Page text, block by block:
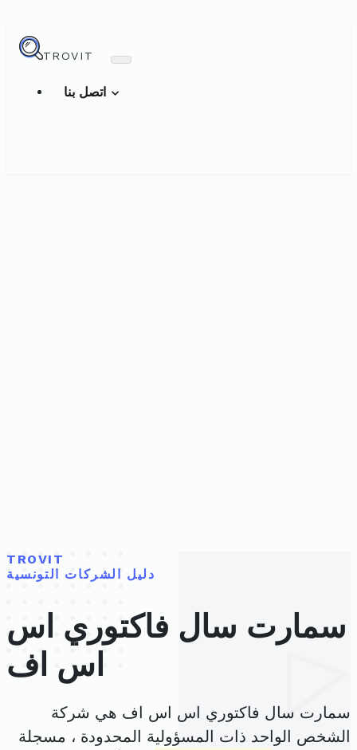
TROVIT
TROVIT
دليل الشركات التونسية
سمارت سال فاكتوري اس
اس اف
سمارت سال فاكتوري اس اس اف هي شركة
الشخص الواحد ذات المسؤولية المحدودة ، مسجلة